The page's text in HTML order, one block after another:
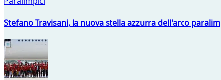
Stefano Travisani, la nuova stella azzurra dell'arco